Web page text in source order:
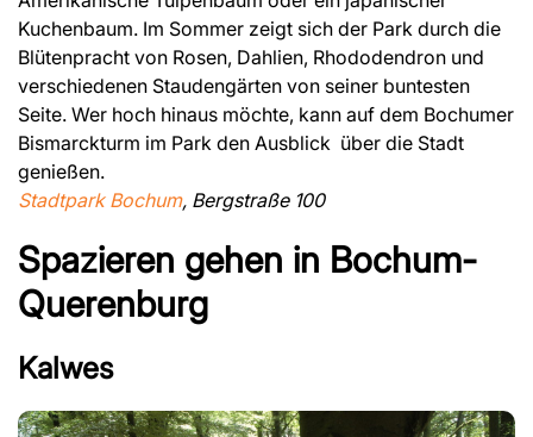
Kuchenbaum. Im Sommer zeigt sich der Park durch die
Blütenpracht von Rosen, Dahlien, Rhododendron und
verschiedenen Staudengärten von seiner buntesten
Seite. Wer hoch hinaus möchte, kann auf dem Bochumer
Bismarckturm im Park den Ausblick über die Stadt
genießen.
Stadtpark Bochum, Bergstraße 100
Spazieren gehen in Bochum-
Querenburg
Kalwes